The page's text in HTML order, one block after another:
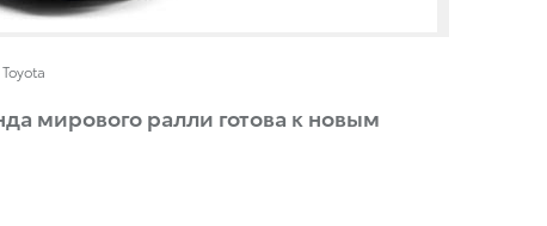
мирового ралли готова к новым